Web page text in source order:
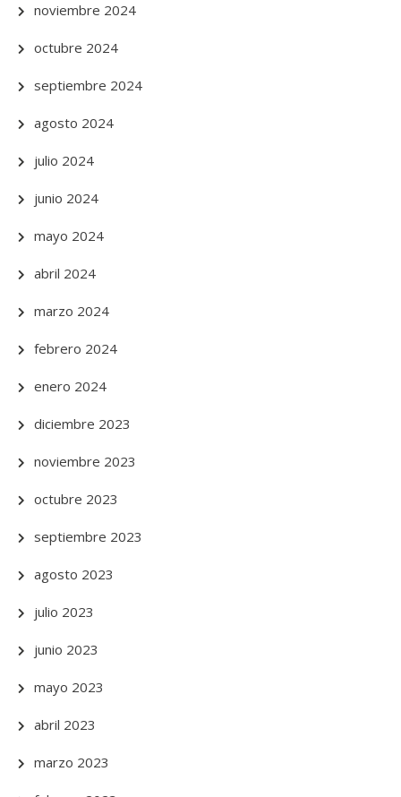
noviembre 2024
octubre 2024
septiembre 2024
agosto 2024
julio 2024
junio 2024
mayo 2024
abril 2024
marzo 2024
febrero 2024
enero 2024
diciembre 2023
noviembre 2023
octubre 2023
septiembre 2023
agosto 2023
julio 2023
junio 2023
mayo 2023
abril 2023
marzo 2023